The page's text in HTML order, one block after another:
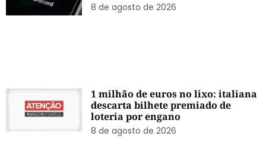
8 de agosto de 2026
1 milhão de euros no lixo: italiana
descarta bilhete premiado de
loteria por engano
8 de agosto de 2026